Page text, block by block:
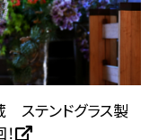
ステンドグラス製